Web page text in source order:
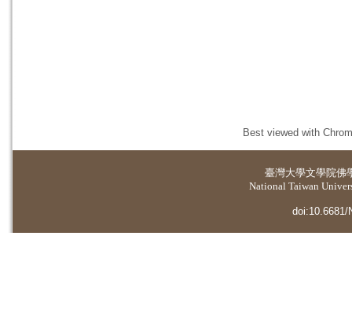
Best viewed with
臺灣大學文學院佛
National Taiwan
doi:10.6681/